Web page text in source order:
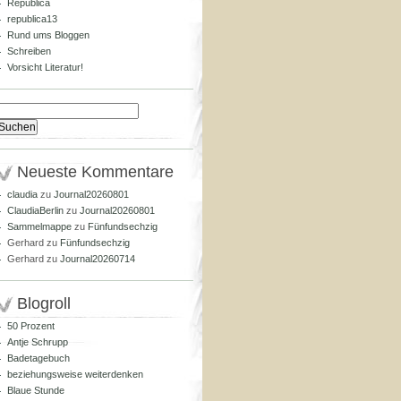
Republica
republica13
Rund ums Bloggen
Schreiben
Vorsicht Literatur!
Neueste Kommentare
claudia zu Journal20260801
ClaudiaBerlin zu Journal20260801
Sammelmappe zu Fünfundsechzig
Gerhard zu Fünfundsechzig
Gerhard zu Journal20260714
Blogroll
50 Prozent
Antje Schrupp
Badetagebuch
beziehungsweise weiterdenken
Blaue Stunde